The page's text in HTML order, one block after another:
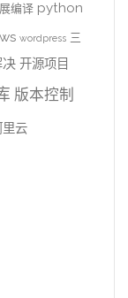
编译 python
wordpress 三
决 开源项目
版本控制
里云